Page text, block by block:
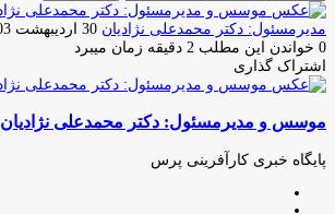
مدیرمسئول: دکتر محمدعلی نژادیان ارسال
ایمیل
30 اردیبهشت 1403 15:35
0 خواندن این مطلب 2 دقیقه زمان میبرد
اشتراک گذاری
فیس
توئیتر
لینکدین
واتس
تلگرام
اشتراک
از
ایمیل
چاپ
موسس و مدیرمسئول: دکتر محمدعلی نژادیان
پایگاه خبری کارآفرینی پرس